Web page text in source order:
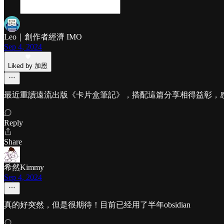
Leo｜創作者經濟 IMO
Sep 4, 2024
Liked by 加恩
最近重讀遠流出版《卡片盒筆記》，搭配這篇分享相得益彰，
Reply
Share
希然Kimmy
Sep 4, 2024
真的好突然，但是很期待！目前已经用了半年obsidian